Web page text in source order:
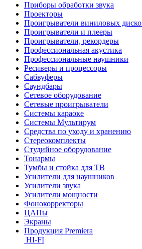
Приборы обработки звука
Проекторы
Проигрыватели виниловых
Проигрыватели и плееры
Проигрыватели, рекордеры
Профессиональная акустика
Профессиональные наушники
Ресиверы и процессоры
Сабвуферы
Саундбары
Сетевое оборудование
Сетевые проигрыватели
Системы караоке
Системы Мультирум
Средства по уходу и хранению
Стереокомплекты
Студийное оборудование
Тонармы
Тумбы и стойка для ТВ
Усилители для наушников
Усилители звука
Усилители мощности
Фонокорректоры
ЦАПы
Экраны
Продукция Premiera
HI-FI